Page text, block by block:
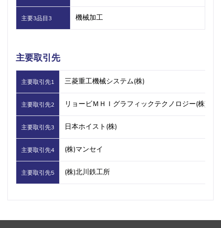
主要3品目3 機械加工
主要取引先
主要取引先1 三菱重工機械システム(株)
主要取引先2 リョービＭＨＩグラフィックテクノロジー(株)
主要取引先3 日本ホイスト(株)
主要取引先4 (株)マンセイ
主要取引先5 (株)北川鉄工所